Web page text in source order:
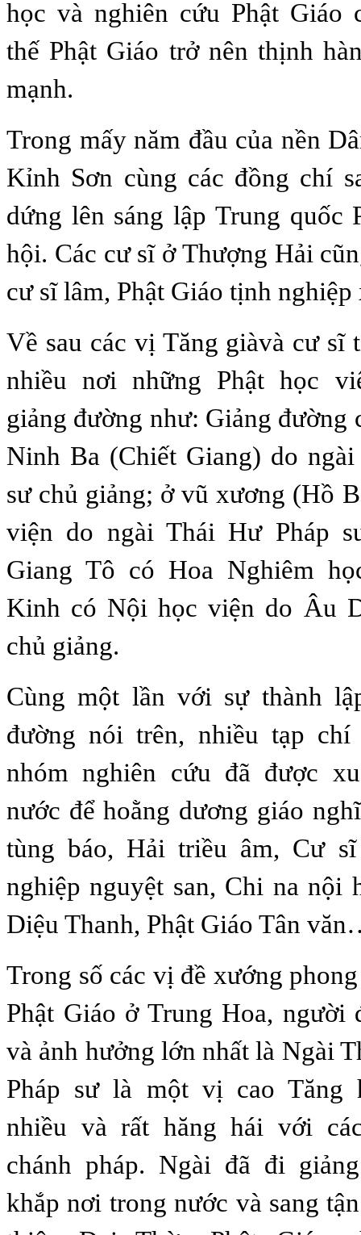
học và nghiên cứu Phật Giáo
thế Phật Giáo trở nên thịnh
mạnh.
Trong mấy năm đầu của nền
Kỉnh Sơn cùng các đồng chí
dứng lên sáng lập Trung quốc
hội. Các cư sĩ ở Thượng Hải
cư sĩ lâm, Phật Giáo tịnh nghiệp
Về sau các vị Tăng giàvà cư sĩ
nhiều nơi những Phật học
giảng đường như: Giảng đường
Ninh Ba (Chiết Giang) do
sư chủ giảng; ở vũ xương (Hồ
viện do ngài Thái Hư Pháp
Giang Tô có Hoa Nghiêm
Kinh có Nội học viện do Âu
chủ giảng.
Cùng một lần với sự thành
đường nói trên, nhiều tạp chí
nhóm nghiên cứu đã được
nước để hoằng dương giáo
tùng báo, Hải triều âm, Cư
nghiệp nguyệt san, Chi na nội
Diệu Thanh, Phật Giáo Tân
Trong số các vị đề xướng
Phật Giáo ở Trung Hoa, người
và ảnh hưởng lớn nhất là Ngài
Pháp sư là một vị cao Tăng
nhiều và rất hăng hái với
chánh pháp. Ngài đã đi
khắp nơi trong nước và sang